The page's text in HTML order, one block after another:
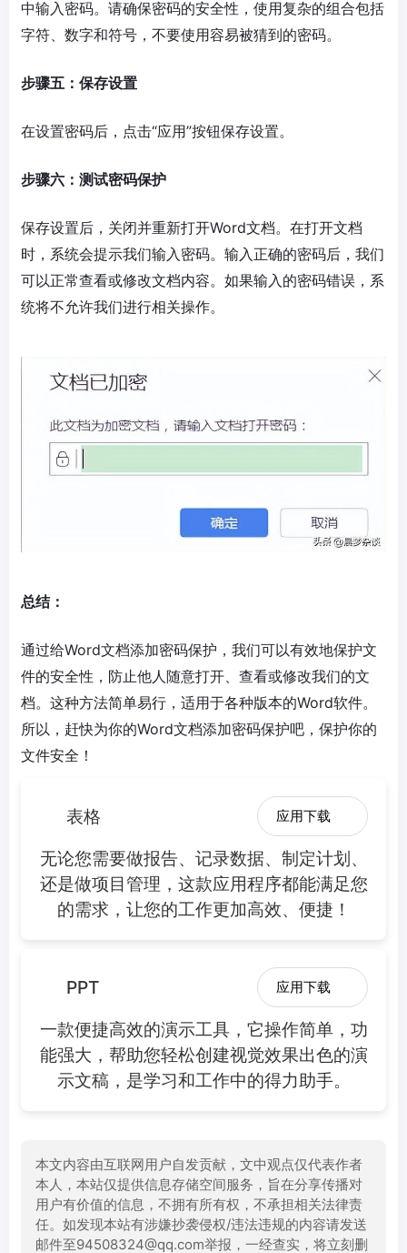
中输入密码。请确保密码的安全性，使用复杂的组合包括
字符、数字和符号，不要使用容易被猜到的密码。
步骤五：保存设置
在设置密码后，点击“应用”按钮保存设置。
步骤六：测试密码保护
保存设置后，关闭并重新打开Word文档。在打开文档
时，系统会提示我们输入密码。输入正确的密码后，我们
可以正常查看或修改文档内容。如果输入的密码错误，系
统将不允许我们进行相关操作。
总结：
通过给Word文档添加密码保护，我们可以有效地保护文
件的安全性，防止他人随意打开、查看或修改我们的文
档。这种方法简单易行，适用于各种版本的Word软件。
所以，赶快为你的Word文档添加密码保护吧，保护你的
文件安全！
表格 应用下载
无论您需要做报告、记录数据、制定计划、
还是做项目管理，这款应用程序都能满足您
的需求，让您的工作更加高效、便捷！
PPT 应用下载
一款便捷高效的演示工具，它操作简单，功
能强大，帮助您轻松创建视觉效果出色的演
示文稿，是学习和工作中的得力助手。
本文内容由互联网用户自发贡献，文中观点仅代表作者
本人，本站仅提供信息存储空间服务，旨在分享传播对
用户有价值的信息，不拥有所有权，不承担相关法律责
任。如发现本站有涉嫌抄袭侵权/违法违规的内容请发送
邮件至94508324@qq.com举报，一经查实，将立刻删